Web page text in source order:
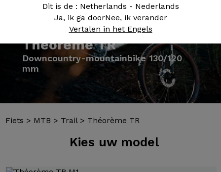
Dit is de : Netherlands - Nederlands
Ja, ik ga doorNee, ik verander
Vertalen in het Engels
Fiets > MTB > Trail> Théorème TR
Kies uw model